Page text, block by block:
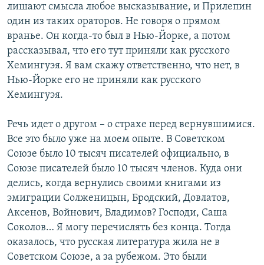
лишают смысла любое высказывание, и Прилепин
один из таких ораторов. Не говоря о прямом
вранье. Он когда-то был в Нью-Йорке, а потом
рассказывал, что его тут приняли как русского
Хемингуэя. Я вам скажу ответственно, что нет, в
Нью-Йорке его не приняли как русского
Хемингуэя.
Речь идет о другом – о страхе перед вернувшимися.
Все это было уже на моем опыте. В Советском
Союзе было 10 тысяч писателей официально, в
Союзе писателей было 10 тысяч членов. Куда они
делись, когда вернулись своими книгами из
эмиграции Солженицын, Бродский, Довлатов,
Аксенов, Войнович, Владимов? Господи, Саша
Соколов… Я могу перечислять без конца. Тогда
оказалось, что русская литература жила не в
Советском Союзе, а за рубежом. Это были